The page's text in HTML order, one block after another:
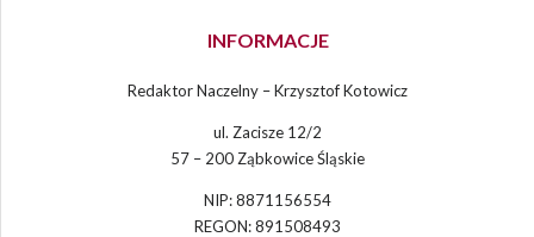
INFORMACJE
Redaktor Naczelny – Krzysztof Kotowicz
ul. Zacisze 12/2
57 – 200 Ząbkowice Śląskie
NIP: 8871156554
REGON: 891508493